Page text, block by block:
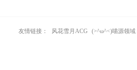
友情链接： 风花雪月ACG (>^ω^<)喵源领域